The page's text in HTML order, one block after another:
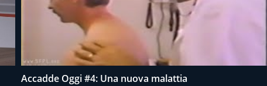
Accadde Oggi #4: Una nuova malattia